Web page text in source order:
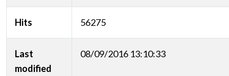
Hits 56275
Last
modified
08/09/2016 13:10:33